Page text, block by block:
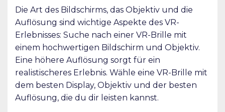
Die Art des Bildschirms, das Objektiv und die
Auflösung sind wichtige Aspekte des VR-
Erlebnisses: Suche nach einer VR-Brille mit
einem hochwertigen Bildschirm und Objektiv.
Eine höhere Auflösung sorgt für ein
realistischeres Erlebnis. Wähle eine VR-Brille mit
dem besten Display, Objektiv und der besten
Auflösung, die du dir leisten kannst.